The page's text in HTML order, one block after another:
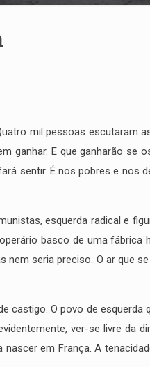
mil pessoas escutaram
ganhar. E que ganharão
sentir. É nos pobres e
esquerda radical e
basco de uma
seria preciso. O ar que
castigo. O povo de
ver-se livre da
em França. A